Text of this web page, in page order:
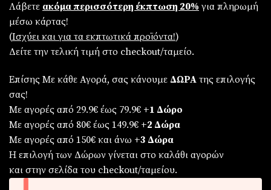
Λάβετε ακόμα περισσότερη έκπτωση 20% για πληρωμή
μέσω κάρτας!
(Iσχύει και για τα εκπτωτικά προϊόντα!)
Δείτε την τελική τιμή στο checkout/ταμείο.
Επίσης Με κάθε Αγορά, σας κάνουμε ΔΩΡΑ της επιλογής
σας!
Με αγορές από 29.9€ έως 79.9€ +1 Δώρο
Με αγορές από 80€ έως 149.9€ +2 Δώρα
Με αγορές από 150€ και άνω +3 Δώρα
Η επιλογή των Δώρων γίνεται στο καλάθι αγορών
και στην σελίδα του checkout/ταμείου.